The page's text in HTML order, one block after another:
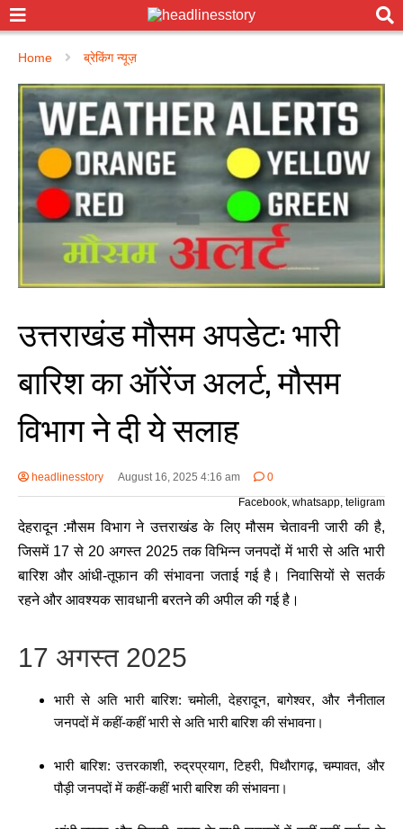
Home ब्रेकिंग न्यूज़
उत्तराखंड मौसम अपडेट: भारी
बारिश का ऑरेंज अलर्ट, मौसम
विभाग ने दी ये सलाह
headlinesstory August 16, 2025 4:16 am
0
Facebook, whatsapp, teligram
देहरादून :मौसम विभाग ने उत्तराखंड के लिए मौसम चेतावनी जारी की है,
जिसमें 17 से 20 अगस्त 2025 तक विभिन्न जनपदों में भारी से अति भारी
बारिश और आंधी-तूफान की संभावना जताई गई है। निवासियों से सतर्क
रहने और आवश्यक सावधानी बरतने की अपील की गई है।
17 अगस्त 2025
भारी से अति भारी बारिश: चमोली, देहरादून, बागेश्वर, और नैनीताल
जनपदों में कहीं-कहीं भारी से अति भारी बारिश की संभावना।
भारी बारिश: उत्तरकाशी, रुद्रप्रयाग, टिहरी, पिथौरागढ़, चम्पावत, और
पौड़ी जनपदों में कहीं-कहीं भारी बारिश की संभावना।